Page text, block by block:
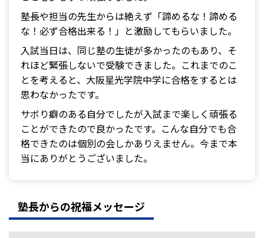
塾長や担当の先生からは絶えず「諦めるな！諦める
な！必ず合格出来る！」と激励してもらいました。
入試当日は、同じ塾の生徒が多かったのもあり、そ
れほど緊張しないで受験できました。これまでのこ
とを考えると、大阪星光学院中学に合格をするとは
思わなかったです。
サボり癖のある自分でしたが入試まで楽しく頑張る
ことができたので良かったです。こんな自分でも合
格できたのは個別の会しかありえません。今まで本
当にありがとうございました。
塾長からの祝福メッセージ